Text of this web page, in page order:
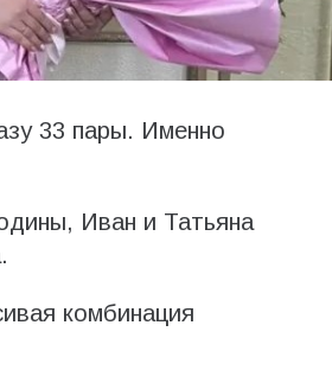
33 пары. Именно
Иван и Татьяна
комбинация